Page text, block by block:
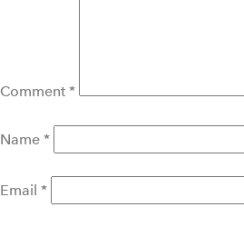
Comment *
Name *
Email *